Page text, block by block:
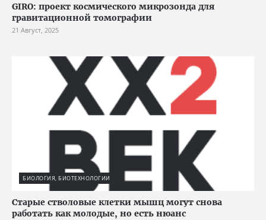
GIRO: проект космического микрозонда для
гравитационной томографии
21 Август, 2025
БИОЛОГИЯ, БИОТЕХНОЛОГИИ
Старые стволовые клетки мышц могут снова
работать как молодые, но есть нюанс